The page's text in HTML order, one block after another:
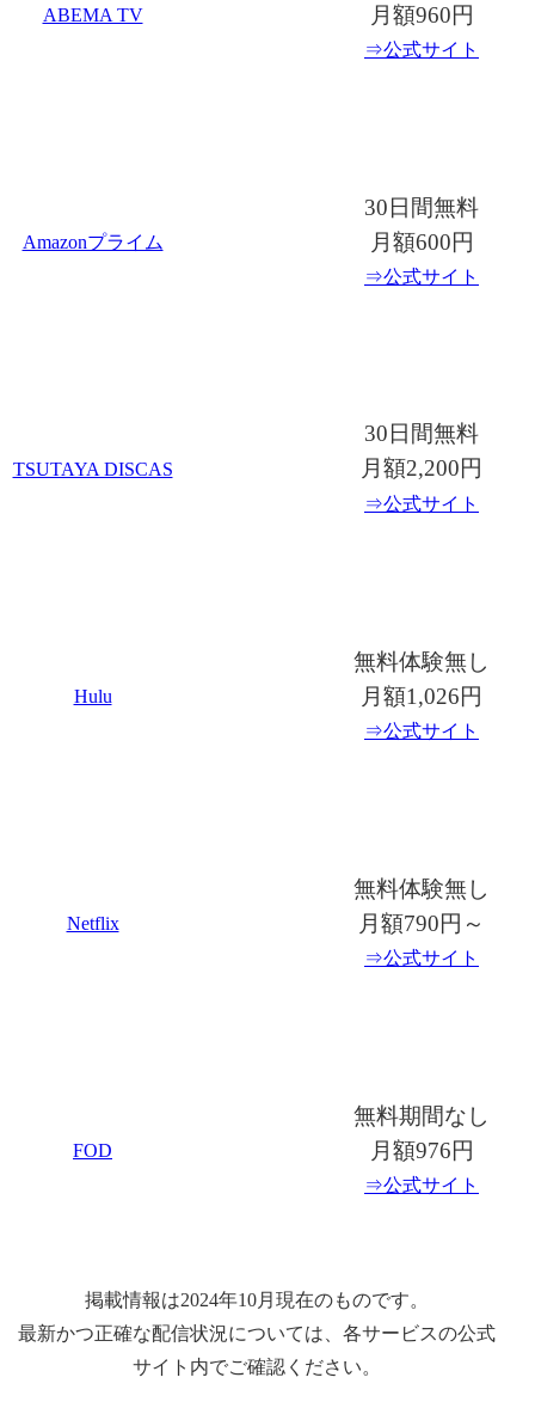
ABEMA TV
月額960円
⇒公式サイト
Amazonプライム
30日間無料
月額600円
⇒公式サイト
TSUTAYA DISCAS
30日間無料
月額2,200円
⇒公式サイト
Hulu
無料体験無し
月額1,026円
⇒公式サイト
Netflix
無料体験無し
月額790円～
⇒公式サイト
FOD
無料期間なし
月額976円
⇒公式サイト
掲載情報は2024年10月現在のものです。
最新かつ正確な配信状況については、各サービスの公式
サイト内でご確認ください。